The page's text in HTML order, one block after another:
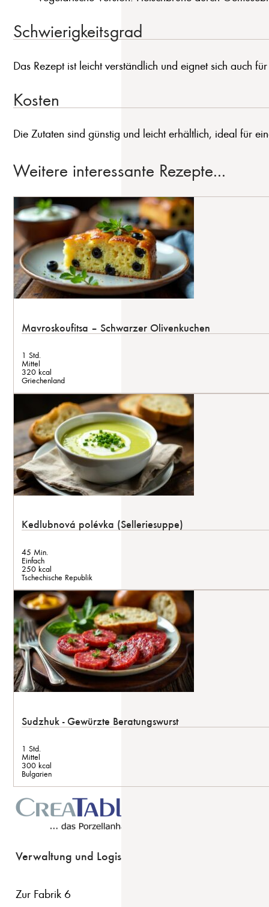
Schwierigkeitsgrad
Das Rezept ist leicht verständlich und eignet sich auch
Kosten
Die Zutaten sind günstig und leicht erhältlich, ideal für
Weitere interessante Rezepte...
Mavroskoufitsa – Schwarzer Olivenkuchen
1 Std.
Mittel
320 kcal
Griechenland
Kedlubnová polévka (Selleriesuppe)
45 Min.
Einfach
250 kcal
Tschechische Republik
Sudzhuk - Gewürzte Beratungswurst
1 Std.
Mittel
300 kcal
Bulgarien
Verwaltung und Logistik
Zur Fabrik 6